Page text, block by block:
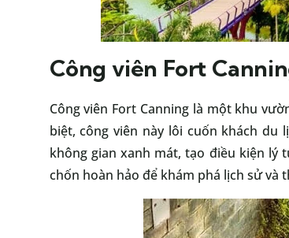
Công viên Fort
Công viên Fort Canning là một khu
biệt, công viên này lôi cuốn khách
không gian xanh mát, tạo điều kiện lý
chốn hoàn hảo để khám phá lịch sử và